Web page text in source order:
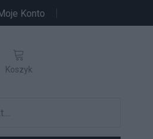
Konto
Koszyk